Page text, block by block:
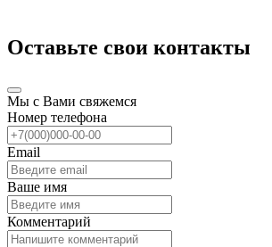
Оставьте свои контакты
Мы с Вами свяжемся
Номер телефона
Email
Ваше имя
Комментарий